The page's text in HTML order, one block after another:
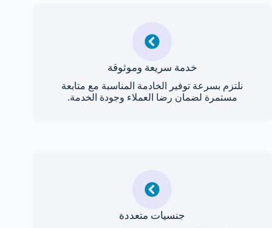
خدمة سريعة وموثوقة
نلتزم بسرعة توفير الخادمة المناسبة مع متابعة
مستمرة لضمان رضا العملاء وجودة الخدمة.
جنسيات متعددة